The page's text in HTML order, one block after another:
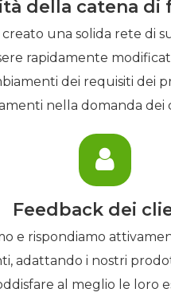
della catena di
una solida rete di
rapidamente
dei requisiti dei
nella domanda dei
Feedback dei
e rispondiamo
adattando i nostri
al meglio le loro